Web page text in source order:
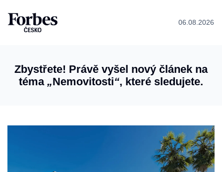
06.08.2026
Zbystřete! Právě vyšel nový článek na
téma „Nemovitosti“, které sledujete.